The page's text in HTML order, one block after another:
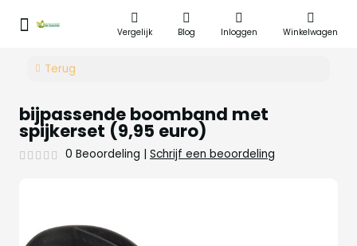
Vergelijk Blog Inloggen Winkelwagen
Terug
bijpassende boomband met
spijkerset (9,95 euro)
0 Beoordeling | Schrijf een beoordeling